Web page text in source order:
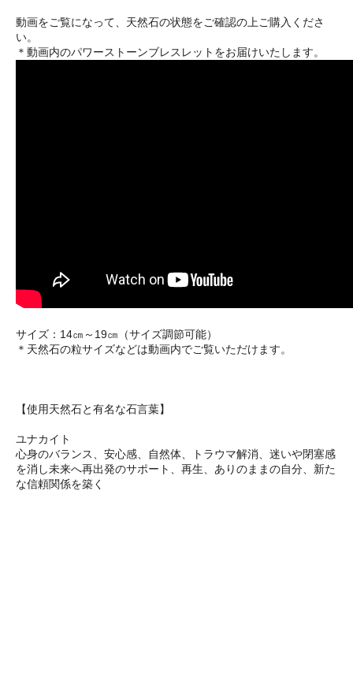
動画をご覧になって、天然石の状態をご確認の上ご購入くださ
い。
＊動画内のパワーストーンブレスレットをお届けいたします。
サイズ：14㎝～19㎝（サイズ調節可能）
＊天然石の粒サイズなどは動画内でご覧いただけます。
【使用天然石と有名な石言葉】
ユナカイト
心身のバランス、安心感、自然体、トラウマ解消、迷いや閉塞感
を消し未来へ再出発のサポート、再生、ありのままの自分、新た
な信頼関係を築く